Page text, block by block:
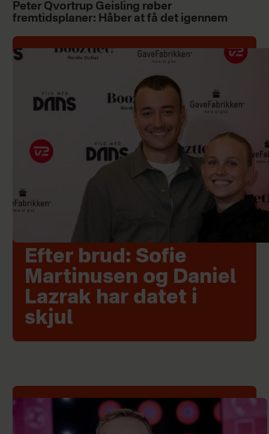
Peter Qvortrup Geisling røber
fremtidsplaner: Håber at få det igennem
Efter brud: Sofie
Martinusen og Daniel
Lazrak har datet i
skjul